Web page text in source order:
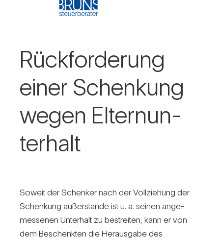
Rück­for­de­rung
einer Schen­kung
wegen Eltern­un­
ter­halt
Soweit der Schenker nach der Voll­zie­hung der
Schen­kung außer­stande ist u. a. seinen ange­
mes­senen Unter­halt zu bestreiten, kann er von
dem Beschenkten die Her­aus­gabe des